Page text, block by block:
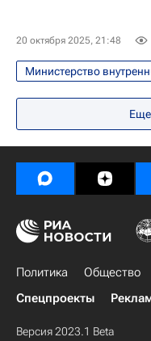
20 октября 2025, 21:48
Министерство
Происшествия
Еще
Политика Общество
Спецпроекты
Версия 2023.1 Beta